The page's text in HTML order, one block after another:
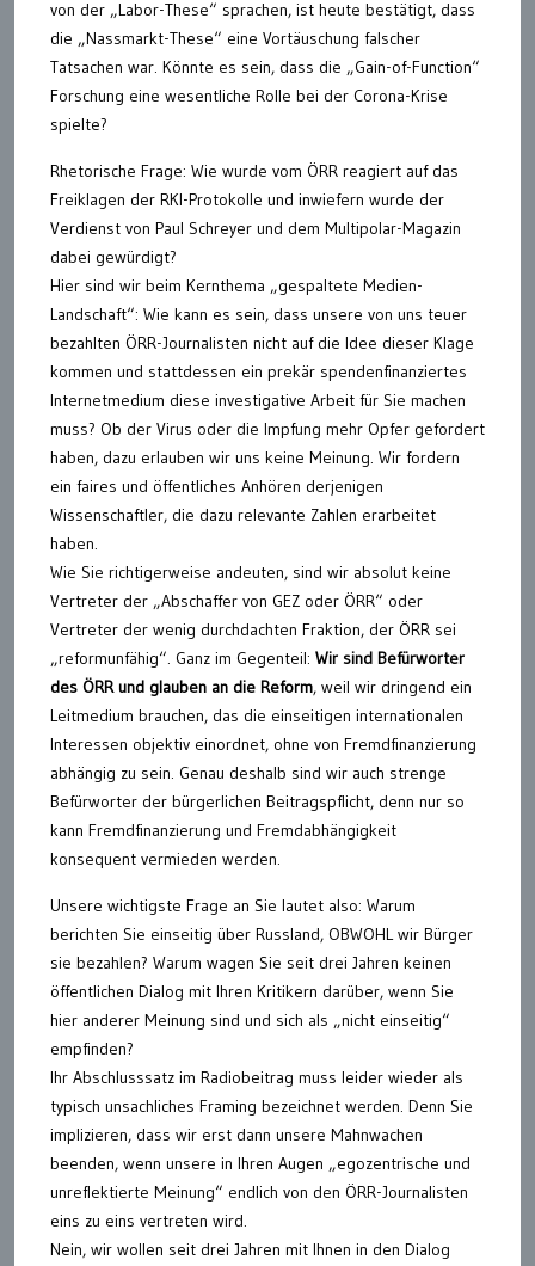
von der „Labor-These“ sprachen, ist heute bestätigt, dass
die „Nassmarkt-These“ eine Vortäuschung falscher
Tatsachen war. Könnte es sein, dass die „Gain-of-Function“
Forschung eine wesentliche Rolle bei der Corona-Krise
spielte?
Rhetorische Frage: Wie wurde vom ÖRR reagiert auf das
Freiklagen der RKI-Protokolle und inwiefern wurde der
Verdienst von Paul Schreyer und dem Multipolar-Magazin
dabei gewürdigt?
Hier sind wir beim Kernthema „gespaltete Medien-
Landschaft“: Wie kann es sein, dass unsere von uns teuer
bezahlten ÖRR-Journalisten nicht auf die Idee dieser Klage
kommen und stattdessen ein prekär spendenfinanziertes
Internetmedium diese investigative Arbeit für Sie machen
muss? Ob der Virus oder die Impfung mehr Opfer gefordert
haben, dazu erlauben wir uns keine Meinung. Wir fordern
ein faires und öffentliches Anhören derjenigen
Wissenschaftler, die dazu relevante Zahlen erarbeitet
haben.
Wie Sie richtigerweise andeuten, sind wir absolut keine
Vertreter der „Abschaffer von GEZ oder ÖRR“ oder
Vertreter der wenig durchdachten Fraktion, der ÖRR sei
„reformunfähig“. Ganz im Gegenteil: Wir sind Befürworter
des ÖRR und glauben an die Reform, weil wir dringend ein
Leitmedium brauchen, das die einseitigen internationalen
Interessen objektiv einordnet, ohne von Fremdfinanzierung
abhängig zu sein. Genau deshalb sind wir auch strenge
Befürworter der bürgerlichen Beitragspflicht, denn nur so
kann Fremdfinanzierung und Fremdabhängigkeit
konsequent vermieden werden.
Unsere wichtigste Frage an Sie lautet also: Warum
berichten Sie einseitig über Russland, OBWOHL wir Bürger
sie bezahlen? Warum wagen Sie seit drei Jahren keinen
öffentlichen Dialog mit Ihren Kritikern darüber, wenn Sie
hier anderer Meinung sind und sich als „nicht einseitig“
empfinden?
Ihr Abschlusssatz im Radiobeitrag muss leider wieder als
typisch unsachliches Framing bezeichnet werden. Denn Sie
implizieren, dass wir erst dann unsere Mahnwachen
beenden, wenn unsere in Ihren Augen „egozentrische und
unreflektierte Meinung“ endlich von den ÖRR-Journalisten
eins zu eins vertreten wird.
Nein, wir wollen seit drei Jahren mit Ihnen in den Dialog